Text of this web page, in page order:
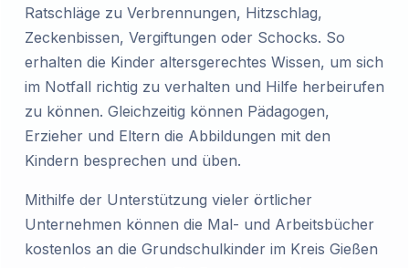
Ratschläge zu Verbrennungen, Hitzschlag,
Zeckenbissen, Vergiftungen oder Schocks. So
erhalten die Kinder altersgerechtes Wissen, um sich
im Notfall richtig zu verhalten und Hilfe herbeirufen
zu können. Gleichzeitig können Pädagogen,
Erzieher und Eltern die Abbildungen mit den
Kindern besprechen und üben.
Mithilfe der Unterstützung vieler örtlicher
Unternehmen können die Mal- und Arbeitsbücher
kostenlos an die Grundschulkinder im Kreis Gießen